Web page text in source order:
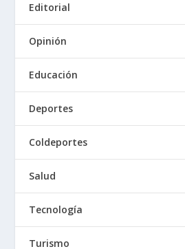
Editorial
Opinión
Educación
Deportes
Coldeportes
Salud
Tecnología
Turismo